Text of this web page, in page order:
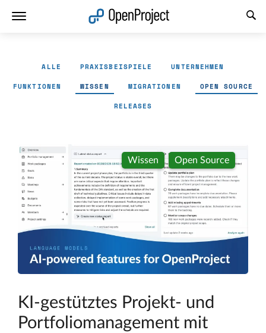
ALLE PRAXISBEISPIELE UNTERNEHMEN
FUNKTIONEN WISSEN MIGRATIONEN OPEN SOURCE
RELEASES
Wissen Open Source
KI-gestütztes Projekt- und
Portfoliomanagement mit
Link in neuem Tab öffnen